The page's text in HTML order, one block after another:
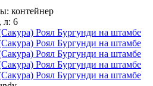
: контейнер
л: 6